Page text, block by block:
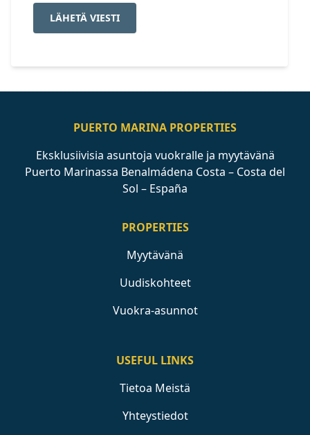
LÄHETÄ VIESTI
PUERTO MARINA PROPERTIES
Eksklusiivisia asuntoja vuokralle ja myytävänä
Puerto Marinassa Benalmádena Costa – Costa del
Sol – España
PROPERTIES
Myytävänä
Uudiskohteet
Vuokra-asunnot
USEFUL LINKS
Tietoa Meistä
Yhteystiedot